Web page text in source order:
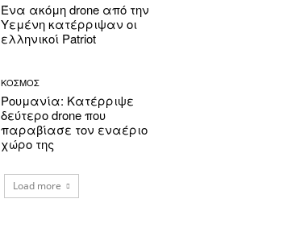
Ένα ακόμη drone από την
Υεμένη κατέρριψαν οι
ελληνικοί Patriot
ΚΟΣΜΟΣ
Ρουμανία: Κατέρριψε
δεύτερο drone που
παραβίασε τον εναέριο
χώρο της
Load more